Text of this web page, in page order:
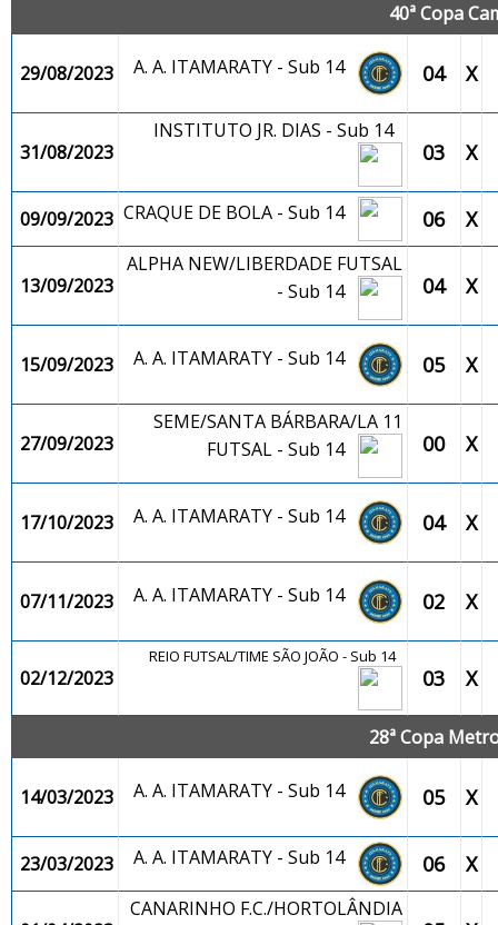
40ª Copa
29/08/2023 A. A. ITAMARATY - Sub 14 04 X
31/08/2023
INSTITUTO JR. DIAS - Sub 14
03 X
09/09/2023 CRAQUE DE BOLA - Sub 14 06 X
13/09/2023
ALPHA NEW/LIBERDADE FUTSAL
- Sub 14
04 X
15/09/2023 A. A. ITAMARATY - Sub 14 05 X
27/09/2023
SEME/SANTA BÁRBARA/LA 11
FUTSAL - Sub 14
00 X
17/10/2023 A. A. ITAMARATY - Sub 14 04 X
07/11/2023 A. A. ITAMARATY - Sub 14 02 X
02/12/2023
REIO FUTSAL/TIME SÃO JOÃO - Sub 14
03 X
28ª Copa
14/03/2023 A. A. ITAMARATY - Sub 14 05 X
23/03/2023 A. A. ITAMARATY - Sub 14 06 X
CANARINHO F.C./HORTOLÂNDIA